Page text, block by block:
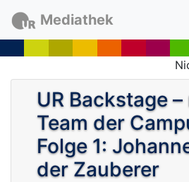
Mediathek
UR Backstage
Team der
Folge 1:
der Zauberer